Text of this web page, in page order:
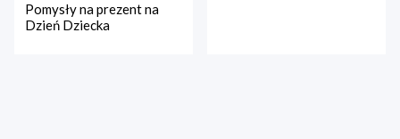
Pomysły na prezent na
Dzień Dziecka